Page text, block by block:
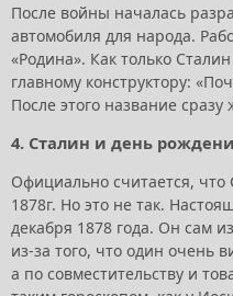
После войны началась
автомобиля для народа.
«Родина». Как только
главному конструктору:
После этого название
4. Сталин и день
Официально считается, что
1878г. Но это не так.
декабря 1878 года. Он сам
из-за того, что один очень
а по совместительству и